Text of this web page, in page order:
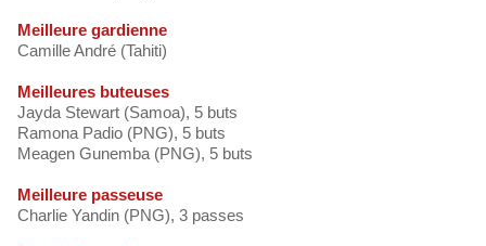
Meilleure gardienne
Camille André (Tahiti)
Meilleures buteuses
Jayda Stewart (Samoa), 5 buts
Ramona Padio (PNG), 5 buts
Meagen Gunemba (PNG), 5 buts
Meilleure passeuse
Charlie Yandin (PNG), 3 passes